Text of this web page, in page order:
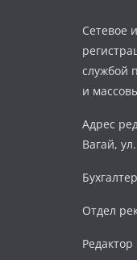
Сетевое
службой
и
Адрес
Вагай,
Отдел